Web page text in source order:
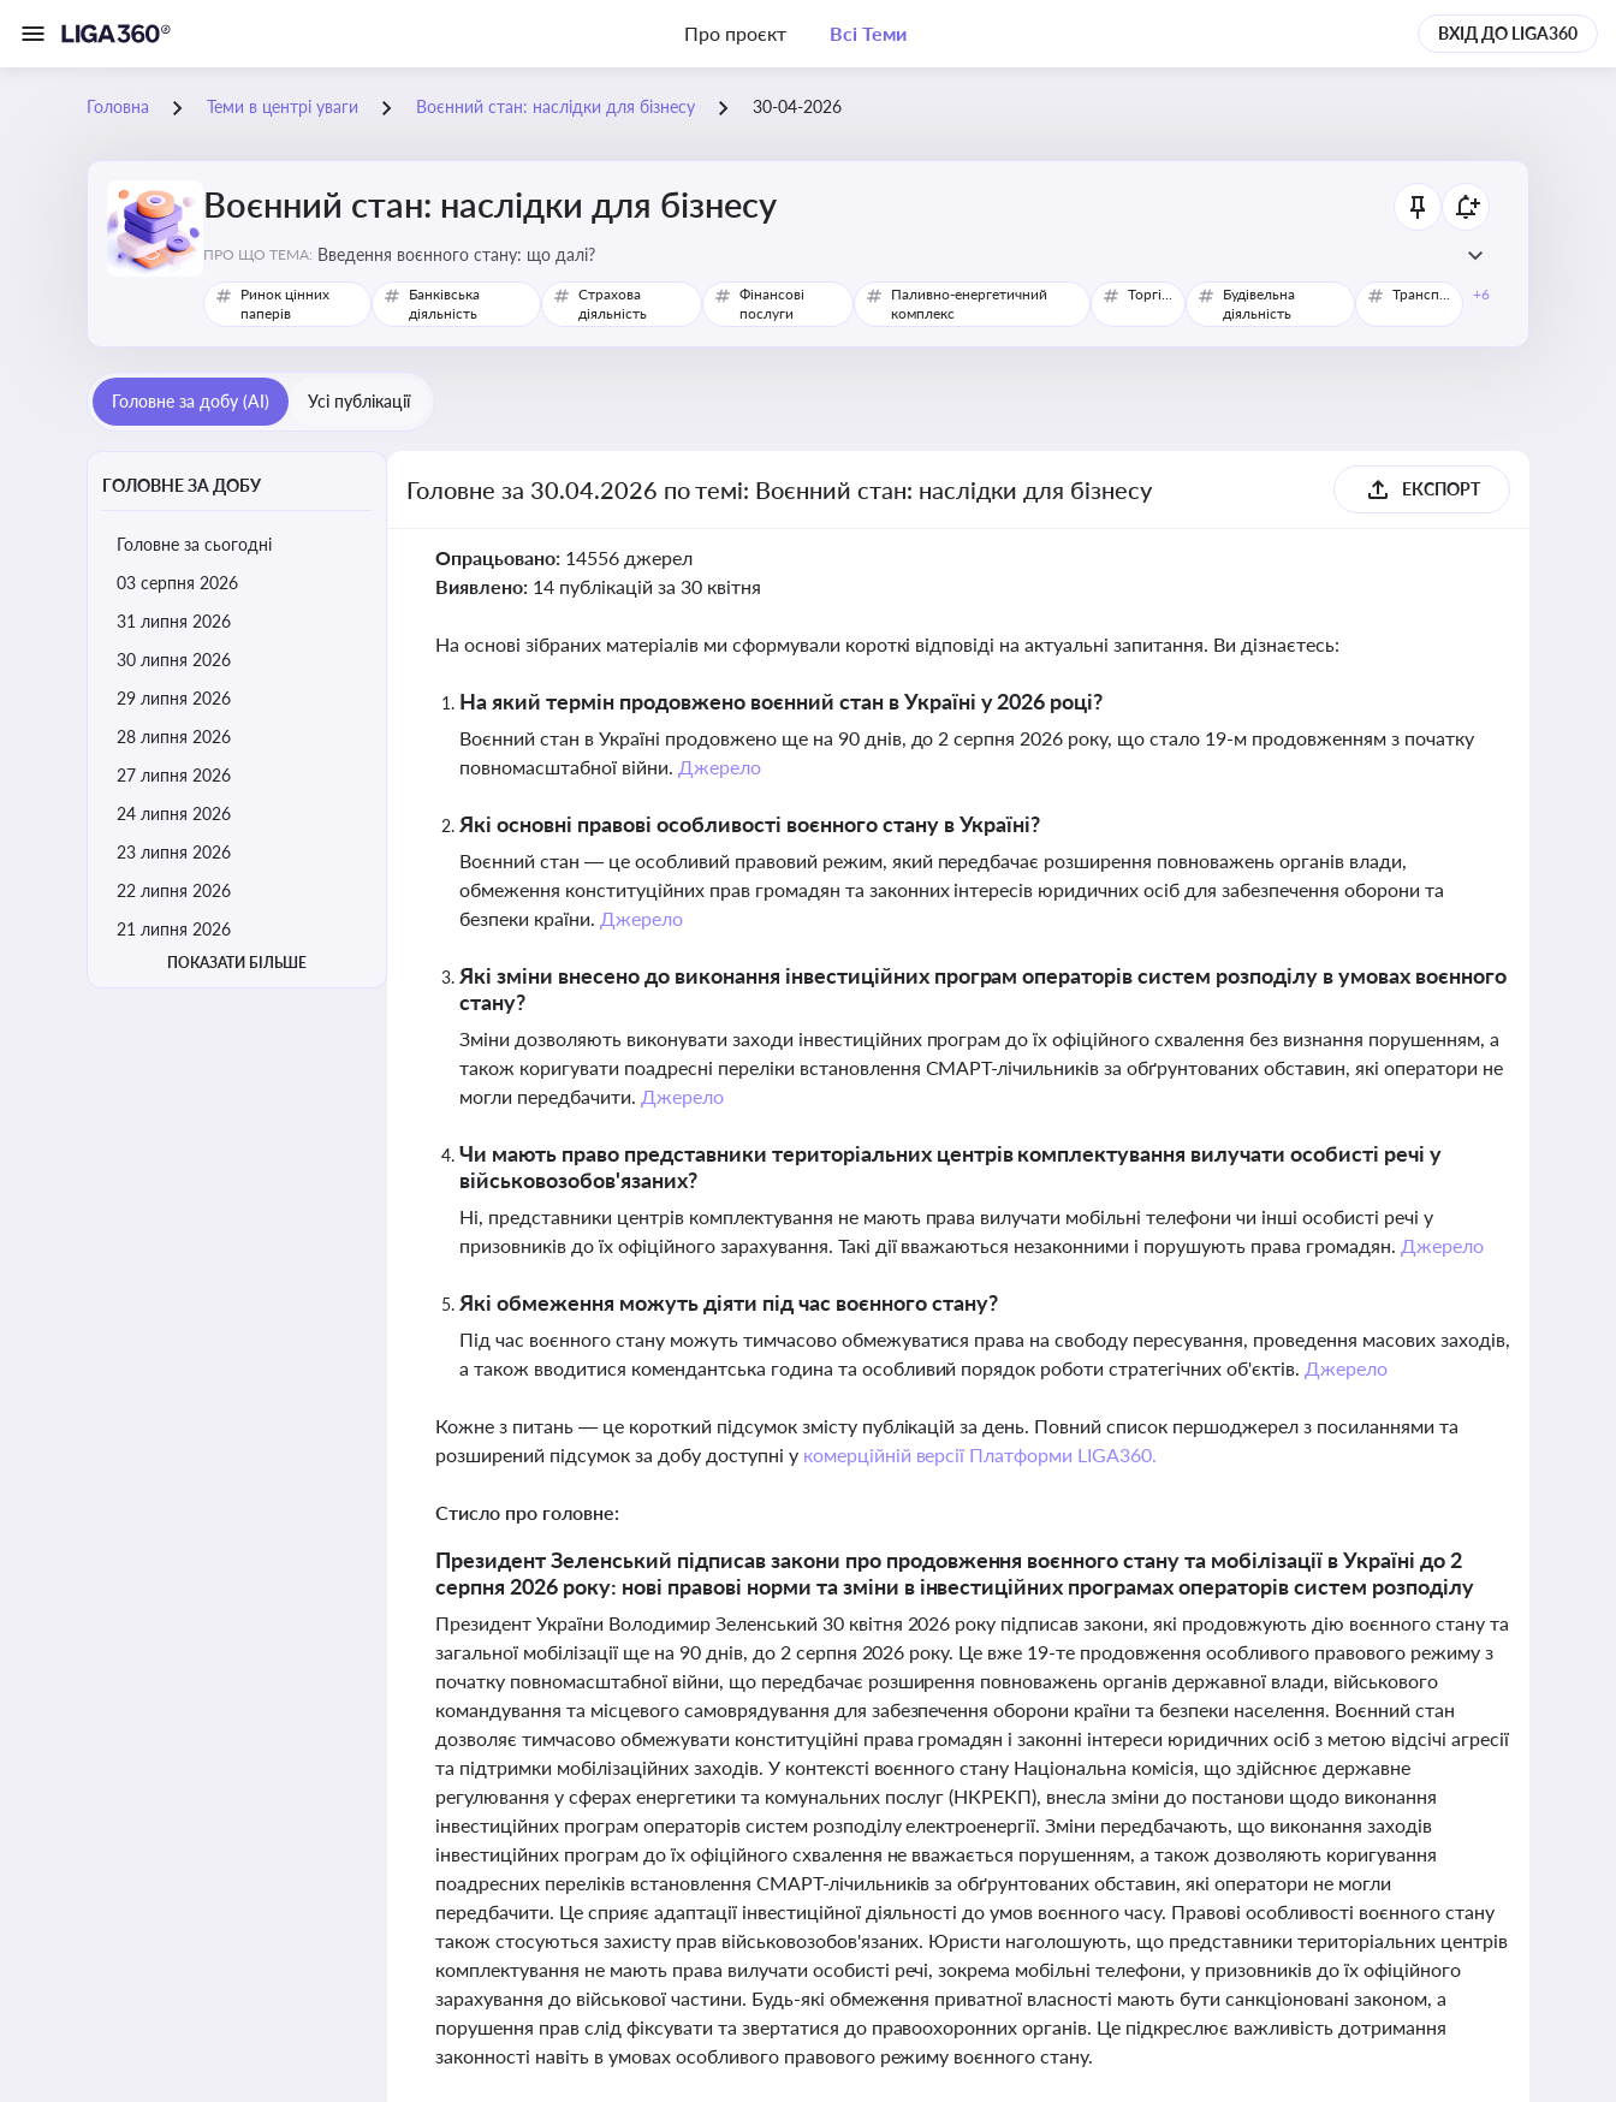
Про проєкт Всі Теми ВХІД ДО LIGA360
Головна Теми в центрі уваги Воєнний стан: наслідки для бізнесу 30-04-2026
Воєнний стан: наслідки для бізнесу
ПРО ЩО ТЕМА: Введення воєнного стану: що далі?
Ринок цінних
паперів
Банківська
діяльність
Страхова
діяльність
Фінансові
послуги
Паливно-енергетичний
комплекс
Торгівля
Будівельна
діяльність
Транспорт +6
Головне за добу (AI) Усі публікації
ГОЛОВНЕ ЗА ДОБУ
Головне за сьогодні
03 серпня 2026
31 липня 2026
30 липня 2026
29 липня 2026
28 липня 2026
27 липня 2026
24 липня 2026
23 липня 2026
22 липня 2026
21 липня 2026
ПОКАЗАТИ БІЛЬШЕ
Головне за 30.04.2026 по темі: Воєнний стан: наслідки для бізнесу ЕКСПОРТ
Опрацьовано: 14556 джерел
Виявлено: 14 публікацій за 30 квітня
На основі зібраних матеріалів ми сформували короткі відповіді на актуальні запитання. Ви дізнаєтесь:
На який термін продовжено воєнний стан в Україні у 2026 році?
Воєнний стан в Україні продовжено ще на 90 днів, до 2 серпня 2026 року, що стало 19-м продовженням з початку
повномасштабної війни. Джерело
Які основні правові особливості воєнного стану в Україні?
Воєнний стан — це особливий правовий режим, який передбачає розширення повноважень органів влади,
обмеження конституційних прав громадян та законних інтересів юридичних осіб для забезпечення оборони та
безпеки країни. Джерело
Які зміни внесено до виконання інвестиційних програм операторів систем розподілу в умовах воєнного
стану?
Зміни дозволяють виконувати заходи інвестиційних програм до їх офіційного схвалення без визнання порушенням, а
також коригувати поадресні переліки встановлення СМАРТ-лічильників за обґрунтованих обставин, які оператори не
могли передбачити. Джерело
Чи мають право представники територіальних центрів комплектування вилучати особисті речі у
військовозобов'язаних?
Ні, представники центрів комплектування не мають права вилучати мобільні телефони чи інші особисті речі у
призовників до їх офіційного зарахування. Такі дії вважаються незаконними і порушують права громадян. Джерело
Які обмеження можуть діяти під час воєнного стану?
Під час воєнного стану можуть тимчасово обмежуватися права на свободу пересування, проведення масових заходів,
а також вводитися комендантська година та особливий порядок роботи стратегічних об'єктів. Джерело
Кожне з питань — це короткий підсумок змісту публікацій за день. Повний список першоджерел з посиланнями та
розширений підсумок за добу доступні у комерційній версії Платформи LIGA360.
Стисло про головне:
Президент Зеленський підписав закони про продовження воєнного стану та мобілізації в Україні до 2
серпня 2026 року: нові правові норми та зміни в інвестиційних програмах операторів систем розподілу
Президент України Володимир Зеленський 30 квітня 2026 року підписав закони, які продовжують дію воєнного стану та
загальної мобілізації ще на 90 днів, до 2 серпня 2026 року. Це вже 19-те продовження особливого правового режиму з
початку повномасштабної війни, що передбачає розширення повноважень органів державної влади, військового
командування та місцевого самоврядування для забезпечення оборони країни та безпеки населення. Воєнний стан
дозволяє тимчасово обмежувати конституційні права громадян і законні інтереси юридичних осіб з метою відсічі агресії
та підтримки мобілізаційних заходів. У контексті воєнного стану Національна комісія, що здійснює державне
регулювання у сферах енергетики та комунальних послуг (НКРЕКП), внесла зміни до постанови щодо виконання
інвестиційних програм операторів систем розподілу електроенергії. Зміни передбачають, що виконання заходів
інвестиційних програм до їх офіційного схвалення не вважається порушенням, а також дозволяють коригування
поадресних переліків встановлення СМАРТ-лічильників за обґрунтованих обставин, які оператори не могли
передбачити. Це сприяє адаптації інвестиційної діяльності до умов воєнного часу. Правові особливості воєнного стану
також стосуються захисту прав військовозобов'язаних. Юристи наголошують, що представники територіальних центрів
комплектування не мають права вилучати особисті речі, зокрема мобільні телефони, у призовників до їх офіційного
зарахування до військової частини. Будь-які обмеження приватної власності мають бути санкціоновані законом, а
порушення прав слід фіксувати та звертатися до правоохоронних органів. Це підкреслює важливість дотримання
законності навіть в умовах особливого правового режиму воєнного стану.